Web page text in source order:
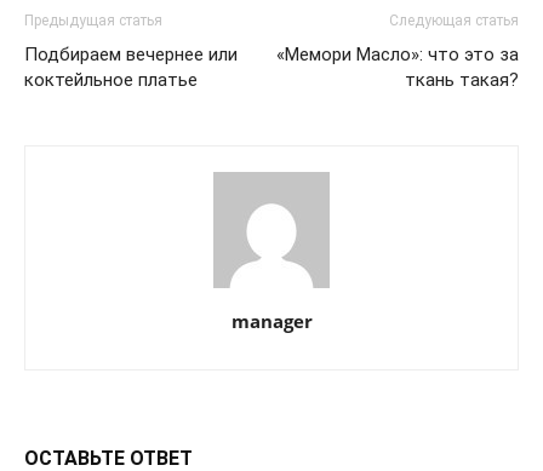
Предыдущая статья
Подбираем вечернее или
коктейльное платье
Следующая статья
«Мемори Масло»: что это за
ткань такая?
manager
ОСТАВЬТЕ ОТВЕТ